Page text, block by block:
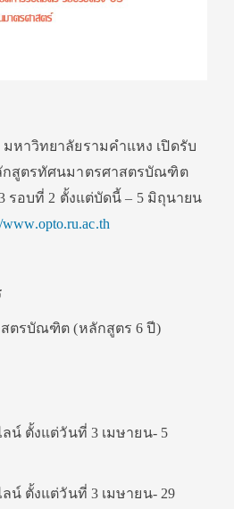
หาวิทยาลัยรามคำแหง เปิดรับ
สูตรทัศนมาตรศาสตรบัณฑิต
รอบที่ 2 ตั้งแต่บัดนี้ – 5 มิถุนายน
www.opto.ru.ac.th
ตรบัณฑิต (หลักสูตร 6 ปี)
น์ ตั้งแต่วันที่ 3 เมษายน- 5
น์ ตั้งแต่วันที่ 3 เมษายน- 29